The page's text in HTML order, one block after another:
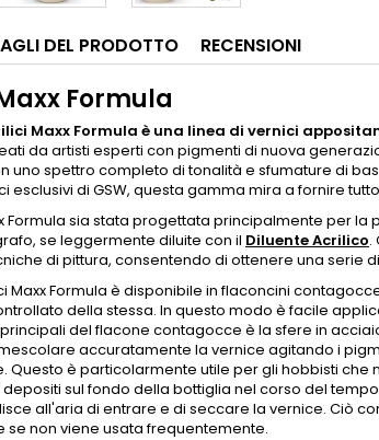
DEL PRODOTTO RECENSIONI
Formula
Maxx Formula è una linea di vernici
da artisti esperti con pigmenti di nuova
uno spettro completo di tonalità e sfumature di
esclusivi di GSW, questa gamma mira a fornire
Formula sia stata progettata principalmente per la
se leggermente diluite con il Diluente Acrilico.
di pittura, consentendo di ottenere una serie
Maxx Formula è disponibile in flaconcini
della stessa. In questo modo è facile
del flacone contagocce è la sfere in
accuratamente la vernice agitando i
Questo è particolarmente utile per gli hobbisti
sul fondo della bottiglia nel corso del
all'aria di entrare e di seccare la vernice. Ciò
se non viene usata frequentemente.